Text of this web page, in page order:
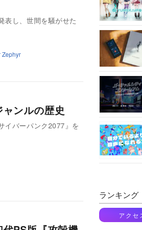
し、世間を騒がせた
Zephyr
ンルの歴史
イバーパンク2077』を
ランキング
アクセ